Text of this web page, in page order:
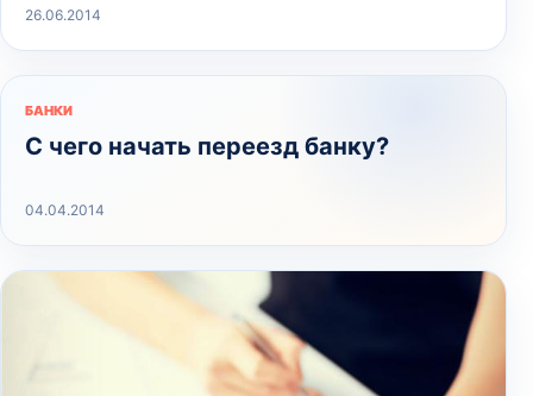
26.06.2014
БАНКИ
С чего начать переезд банку?
04.04.2014